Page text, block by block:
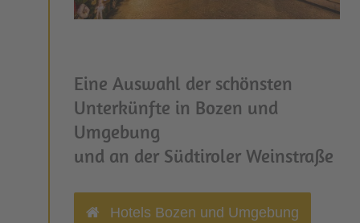
Eine Auswahl der schönsten
Unterkünfte in Bozen und
Umgebung
und an der Südtiroler Weinstraße
Hotels Bozen und Umgebung